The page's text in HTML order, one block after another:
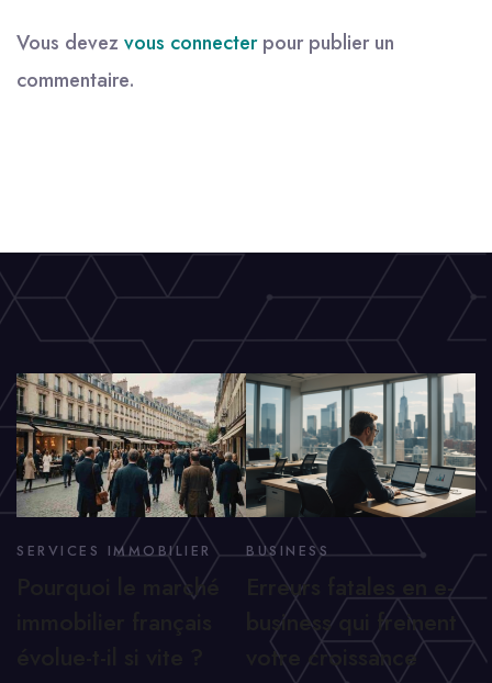
Vous devez vous connecterpour publier un
commentaire.
SERVICES IMMOBILIER
Pourquoi le marché
BUSINESS
Erreurs fatales en e-
business qui freinent
votre croissance